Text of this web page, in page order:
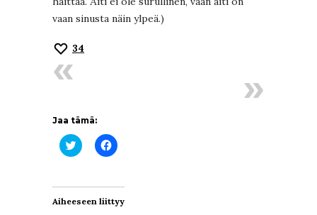
vaan sinusta näin ylpeä.)
34
Jaa tämä:
Jaa
Twitterissä(Avautuu
Jaa
Facebookissa(Avautuu
Aiheeseen liittyy